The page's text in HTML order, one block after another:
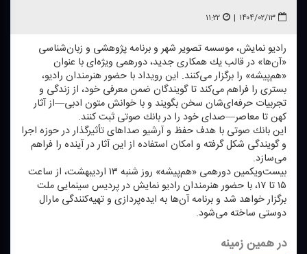
۱۴۰۴/۰۲/۱۳ | ۱۱:۲۲
رادیو نمایش، موسسه تصویر شهر و برنامه پژوهشی و زبان‌شناسی
«آن‌ها» در قالب یك همكاری جدید، دورهمی ویژه‌ای با عنوان
«هم‌پیشه» را برگزار می‌كنند. این رویداد با حضور هنرمندان رادیو،
بستری را فراهم می‌كند تا گویندگان ضمن معرفی خود، از زندگی و
تجربیات حرفه‌ای‌شان سخن بگویند و با خوانش متون ادبی—از آثار
كهن تا معاصر—صدای خود را در بانك صوتی ثبت كنند.
این بانك صوتی با هدف حفظ و آرشیو صداهای تأثیرگذار در حوزه اجرا
و گویندگی شكل گرفته و امكان استفاده از این آثار در آینده را فراهم
می‌سازد.
بیست‌و‌یكمین دورهمی «هم‌پیشه» روز شنبه ۱۳ اردیبهشت، از ساعت
۱۵ تا ۱۷، با حضور هنرمندان رادیو نمایش در پردیس سینمایی ملت
برگزار خواهد شد و برنامه آن‌ها به ایده‌پردازی و تهیه‌كنندگی مارال
دوستی ساخته می‌شود.
در همین زمینه